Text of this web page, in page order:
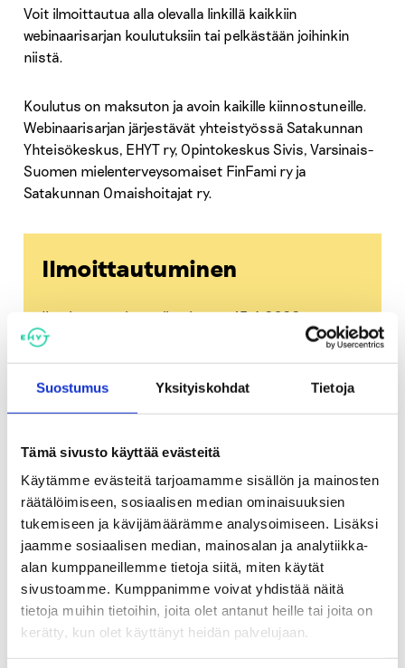
Suostumus Yksityiskohdat Tietoja
Tämä sivusto käyttää evästeitä
Käytämme evästeitä tarjoamamme sisällön ja mainosten
räätälöimiseen, sosiaalisen median ominaisuuksien
tukemiseen ja kävijämäärämme analysoimiseen. Lisäksi
jaamme sosiaalisen median, mainosalan ja analytiikka-
alan kumppaneillemme tietoja siitä, miten käytät
sivustoamme. Kumppanimme voivat yhdistää näitä
tietoja muihin tietoihin, joita olet antanut heille tai joita on
kerätty, kun olet käyttänyt heidän palvelujaan.
Voit ilmoittautua alla olevalla linkillä kaikkiin
webinaarisarjan koulutuksiin tai pelkästään joihinkin
niistä.
Koulutus on maksuton ja avoin kaikille kiinnostuneille.
Webinaarisarjan järjestävät yhteistyössä Satakunnan
Yhteisökeskus, EHYT ry, Opintokeskus Sivis, Varsinais-
Suomen mielenterveysomaiset FinFami ry ja
Satakunnan Omaishoitajat ry.
Ilmoittautuminen
Ilmoittautuminen viimeistään 15.4.2022:
https://link.webropolsurveys.com/S/93E898D
3E8DBD534Osallistumislinkki lähetetään
ilmoittautuneille muutama päivä ennen
Lisätietoja